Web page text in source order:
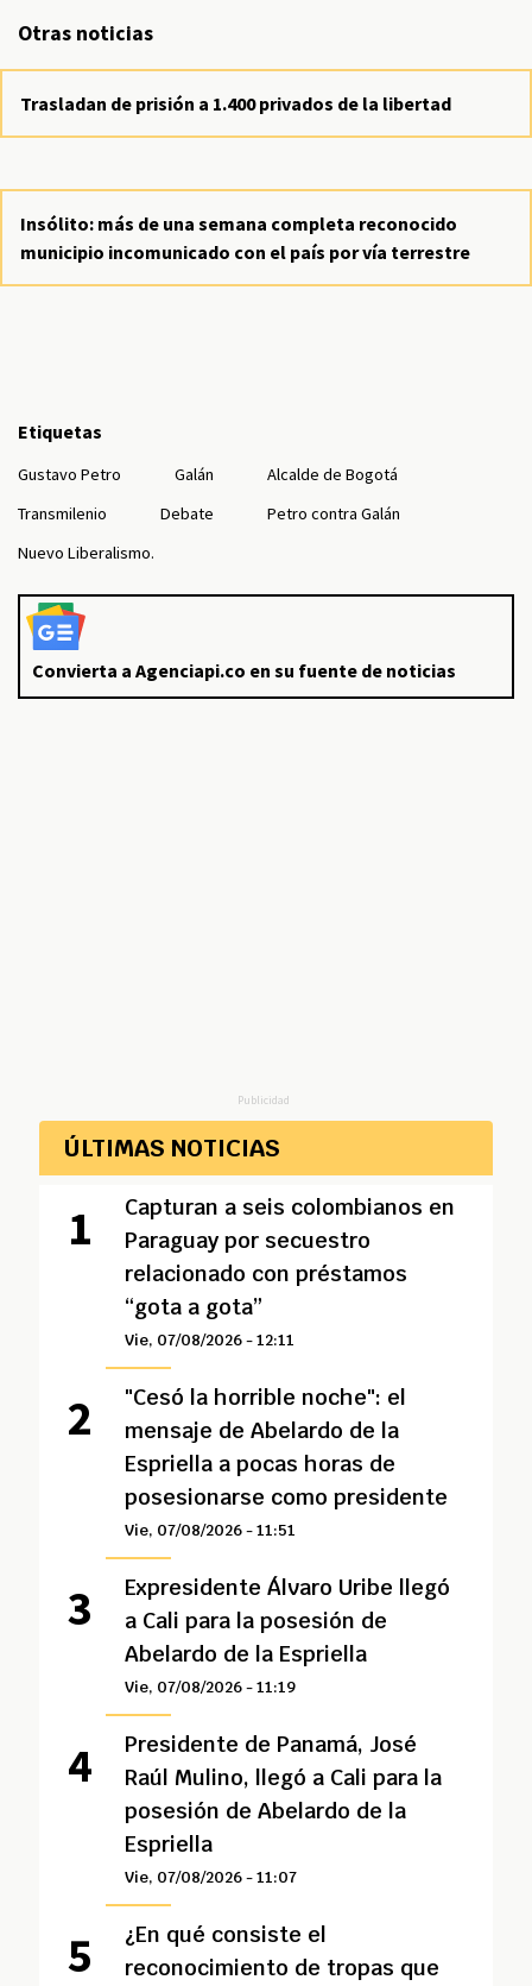
Otras noticias
Trasladan de prisión a 1.400 privados de la libertad
Insólito: más de una semana completa reconocido
municipio incomunicado con el país por vía terrestre
Etiquetas
Gustavo Petro Galán
Alcalde de Bogotá
Transmilenio
Debate
Petro contra Galán
Nuevo Liberalismo.
Convierta a Agenciapi.co en su fuente de noticias
Publicidad
ÚLTIMAS NOTICIAS
Capturan a seis colombianos en
Paraguay por secuestro
relacionado con préstamos
“gota a gota”
Vie, 07/08/2026 - 12:11
"Cesó la horrible noche": el
mensaje de Abelardo de la
Espriella a pocas horas de
posesionarse como presidente
Vie, 07/08/2026 - 11:51
Expresidente Álvaro Uribe llegó
a Cali para la posesión de
Abelardo de la Espriella
Vie, 07/08/2026 - 11:19
Presidente de Panamá, José
Raúl Mulino, llegó a Cali para la
posesión de Abelardo de la
Espriella
Vie, 07/08/2026 - 11:07
¿En qué consiste el
reconocimiento de tropas que